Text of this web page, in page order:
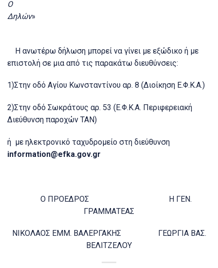
Ο
Δηλών»
Η ανωτέρω δήλωση μπορεί να γίνει με εξώδικο ή με
επιστολή σε μια από τις παρακάτω διευθύνσεις:
1)Στην οδό Αγίου Κωνσταντίνου αρ. 8 (Διοίκηση Ε.Φ.Κ.Α.)
2)Στην οδό Σωκράτους αρ. 53 (Ε.Φ.Κ.Α. Περιφερειακή
Διεύθυνση παροχών ΤΑΝ)
ή με ηλεκτρονικό ταχυδρομείο στη διεύθυνση
information@efka.gov.gr
Ο ΠΡΟΕΔΡΟΣ Η ΓΕΝ.
ΓΡΑΜΜΑΤΕΑΣ
ΝΙΚΟΛΑΟΣ ΕΜΜ. ΒΑΛΕΡΓΑΚΗΣ ΓΕΩΡΓΙΑ BΑΣ.
ΒΕΛΙΤΖΕΛΟΥ